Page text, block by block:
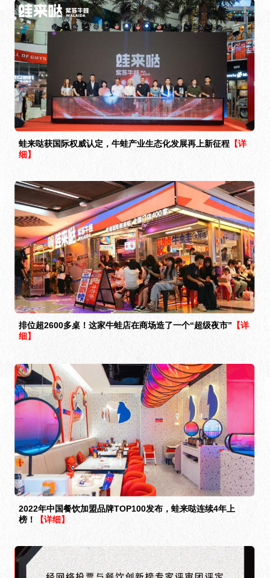
蛙来哒获国际权威认定，牛蛙产业生态化发展再上新征程 【详
细】
排位超2600多桌！这家牛蛙店在商场造了一个“超级夜市” 【详
细】
2022年中国餐饮加盟品牌TOP100发布，蛙来哒连续4年上
榜！
【详细】